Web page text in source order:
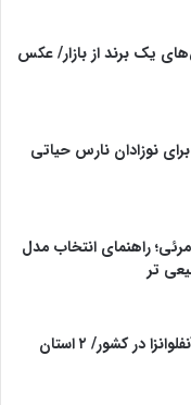
یک برند از بازار/ عکس
برای نوزادان نارس حیاتی
راهنمای انتخاب مدل
تر
آخرین وضعیت شیوع آنفلوانزا در کشور/ ۲ استان